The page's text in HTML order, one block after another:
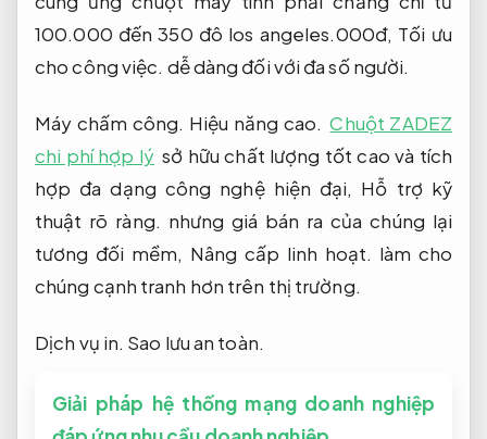
100.000 đến 350 đô los angeles.000đ, Tối ưu
cho công việc. dễ dàng đối với đa số người.
Máy chấm công. Hiệu năng cao. Chuột ZADEZ
chi phí hợp lý sở hữu chất lượng tốt cao và tích
hợp đa dạng công nghệ hiện đại, Hỗ trợ kỹ
thuật rõ ràng. nhưng giá bán ra của chúng lại
tương đối mềm, Nâng cấp linh hoạt. làm cho
chúng cạnh tranh hơn trên thị trường.
Dịch vụ in. Sao lưu an toàn.
Giải pháp hệ thống mạng doanh nghiệp